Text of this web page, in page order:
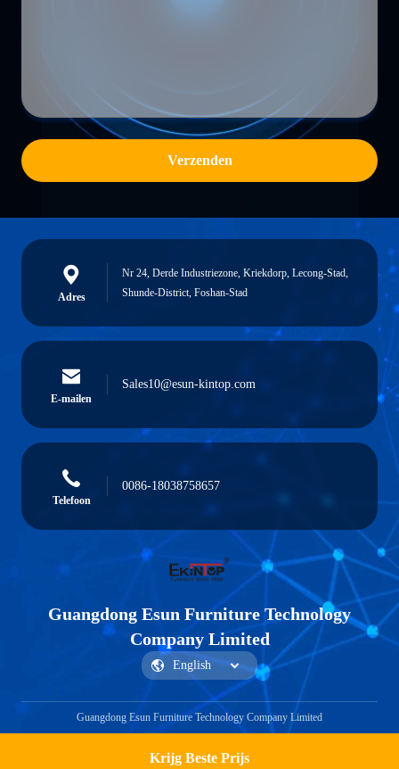
Krijg Beste Prijs
Verzenden
Adres
Nr 24, Derde Industriezone, Kriekdorp, Lecong-Stad,
Shunde-District, Foshan-Stad
E-mailen
Sales10@esun-kintop.com
Telefoon
0086-18038758657
Guangdong Esun Furniture Technology
Company Limited
Guangdong Esun Furniture Technology Company Limited
Vraag een offerte aan